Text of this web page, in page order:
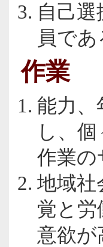
自己
員で
作業
能力、
し、
作業
地域社
覚と労
意欲